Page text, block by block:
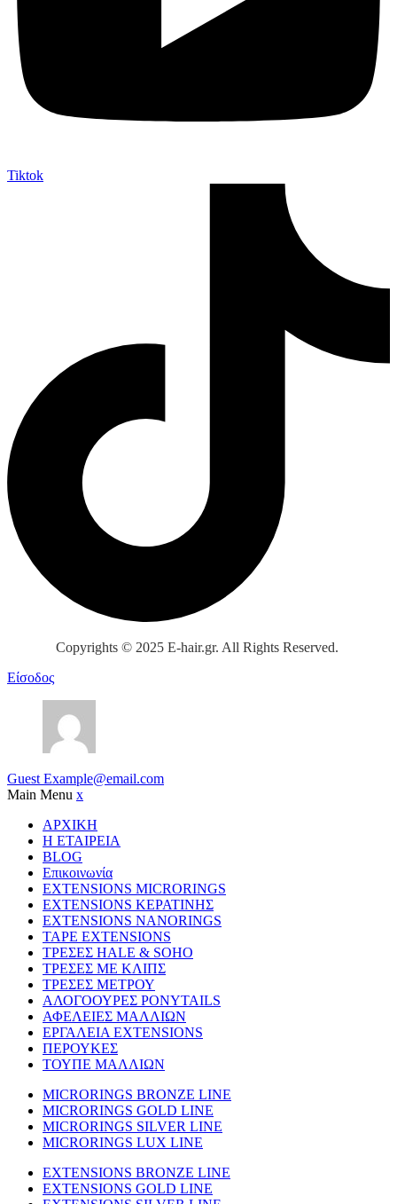
Tiktok
Copyrights © 2025 E-hair.gr. All Rights Reserved.
Είσοδος
Guest Example@email.com
Main Menu x
ΑΡΧΙΚΗ
Η ΕΤΑΙΡΕΙΑ
BLOG
Επικοινωνία
EXTENSIONS MICRORINGS
EXTENSIONS ΚΕΡΑΤΙΝΗΣ
EXTENSIONS NANORINGS
TAPE EXTENSIONS
ΤΡΕΣΕΣ HALE & SOHO
ΤΡΕΣΕΣ ΜΕ ΚΛΙΠΣ
ΤΡΕΣΕΣ ΜΕΤΡΟΥ
ΑΛΟΓΟΟΥΡΕΣ PONYTAILS
ΑΦΕΛΕΙΕΣ ΜΑΛΛΙΩΝ
ΕΡΓΑΛΕΙΑ EXTENSIONS
ΠΕΡΟΥΚΕΣ
ΤΟΥΠΕ ΜΑΛΛΙΩΝ
MICRORINGS BRONZE LINE
MICRORINGS GOLD LINE
MICRORINGS SILVER LINE
MICRORINGS LUX LINE
EXTENSIONS BRONZE LINE
EXTENSIONS GOLD LINE